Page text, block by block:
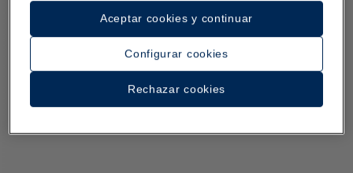
Configurar cookies
Rechazar cookies
Aceptar cookies y continuar